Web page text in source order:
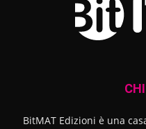
BitMAT Edizioni è una